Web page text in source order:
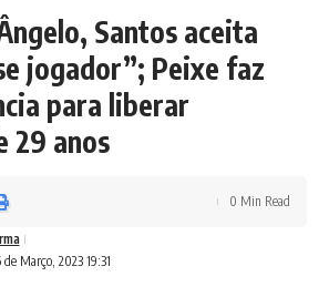
Santos aceita
jogador”; Peixe faz
para liberar
29 anos
Março, 2023 19:31
0 Min Read